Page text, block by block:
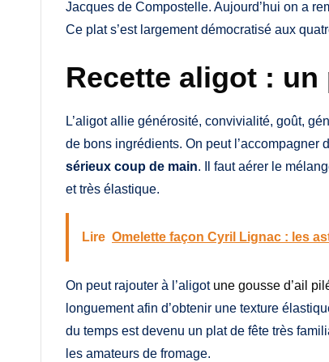
Jacques de Compostelle. Aujourd’hui on a
Ce plat s’est largement démocratisé aux
Recette aligot :
L’aligot allie générosité, convivialité, goût,
de bons ingrédients. On peut l’accompagner
sérieux coup de main. Il faut aérer le
et très élastique.
Lire Omelette façon Cyril Lignac : les
On peut rajouter à l’aligot une gousse d’ail
longuement afin d’obtenir une texture
du temps est devenu un plat de fête très
les amateurs de fromage.